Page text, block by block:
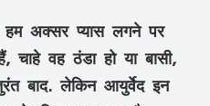
अक्सर प्यास लगने पर
चाहे वह ठंडा हो या बासी,
बाद. लेकिन आयुर्वेद इन